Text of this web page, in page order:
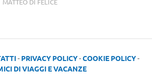
MATTEO DI FELICE
- PRIVACY POLICY-COOKIE POLICY-
DI VIAGGI E VACANZE